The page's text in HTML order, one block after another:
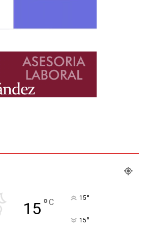
15°C 15°
15°